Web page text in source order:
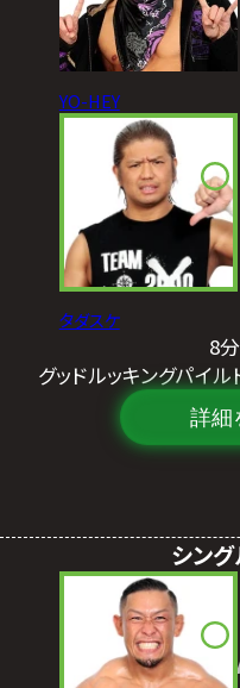
YO-HEY
タダスケ
8
グッドルッキングパイ
詳細
シン